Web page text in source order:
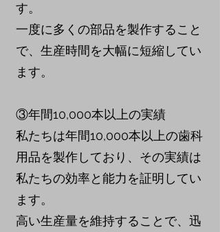
す。
一度に多くの部品を製作すること
で、生産時間を大幅に短縮してい
ます。
③年間10,000本以上の実績
私たちは年間10,000本以上の歯科
用品を製作しており、その実績は
私たちの効率と能力を証明してい
ます。
高い生産量を維持することで、迅